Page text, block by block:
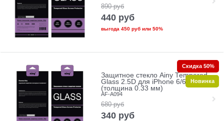
890 руб
440 руб
выгода 450 рубили 50%
Защитное стекло Ainy Tempered
Glass 2.5D для iPhone 6/6s
(толщина 0.33 мм)
AF-A094
680 руб
340 руб
Скидка 50%
Новинка